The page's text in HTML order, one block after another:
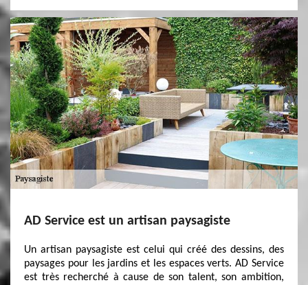
AD Service est un artisan paysagiste
Un artisan paysagiste est celui qui créé des dessins, des
paysages pour les jardins et les espaces verts. AD Service
est très recherché à cause de son talent, son ambition,